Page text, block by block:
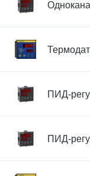
ПИД-
ПИД-